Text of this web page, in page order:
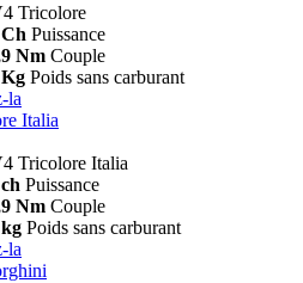
Tricolore
Puissance
Nm Couple
Kg Poids sans carburant
la
Italia
Tricolore Italia
Puissance
Nm Couple
Poids sans carburant
la